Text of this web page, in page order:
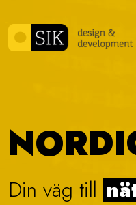
Din väg till v|